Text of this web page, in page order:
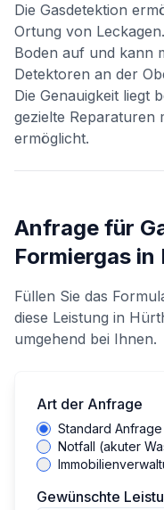
Die Gasdetektion
Ortung von
Boden auf und kann
Detektoren an der
Die Genauigkeit liegt
gezielte Reparaturen
ermöglicht.
Anfrage für
Formiergas in
Füllen Sie das
diese Leistung in
umgehend bei Ihnen.
Art der Anfrage
Standard Anfrage
Notfall (akuter
Gewünschte